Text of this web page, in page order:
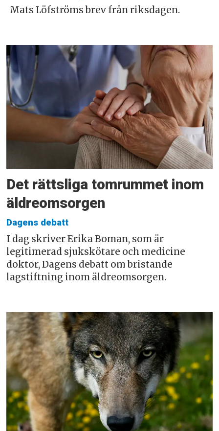
Mats Löfströms brev från riksdagen.
Det rättsliga tomrummet inom
äldreomsorgen
Dagens debatt
I dag skriver Erika Boman, som är
legitimerad sjukskötare och medicine
doktor, Dagens debatt om bristande
lagstiftning inom äldreomsorgen.